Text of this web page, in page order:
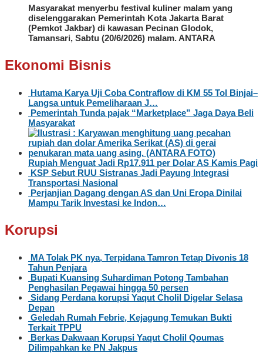
Masyarakat menyerbu festival kuliner malam yang
diselenggarakan Pemerintah Kota Jakarta Barat
(Pemkot Jakbar) di kawasan Pecinan Glodok,
Tamansari, Sabtu (20/6/2026) malam. ANTARA
Ekonomi Bisnis
Hutama Karya Uji Coba Contraflow di KM 55 Tol Binjai–
Langsa untuk Pemeliharaan J…
Pemerintah Tunda pajak “Marketplace” Jaga Daya Beli
Masyarakat
Rupiah Menguat Jadi Rp17.911 per Dolar AS Kamis Pagi
KSP Sebut RUU Sistranas Jadi Payung Integrasi
Transportasi Nasional
Perjanjian Dagang dengan AS dan Uni Eropa Dinilai
Mampu Tarik Investasi ke Indon…
Korupsi
MA Tolak PK nya, Terpidana Tamron Tetap Divonis 18
Tahun Penjara
Bupati Kuansing Suhardiman Potong Tambahan
Penghasilan Pegawai hingga 50 persen
Sidang Perdana korupsi Yaqut Cholil Digelar Selasa
Depan
Geledah Rumah Febrie, Kejagung Temukan Bukti
Terkait TPPU
Berkas Dakwaan Korupsi Yaqut Cholil Qoumas
Dilimpahkan ke PN Jakpus